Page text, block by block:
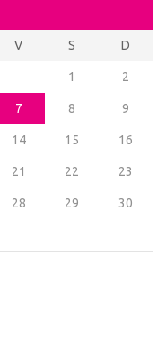
V S D
1 2
7 8 9
14 15 16
21 22 23
28 29 30